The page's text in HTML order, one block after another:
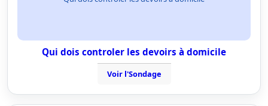
Qui dois controler les devoirs à domicile
Voir l'Sondage